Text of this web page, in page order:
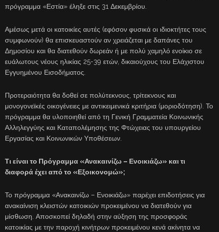
πρόγραμμα «Εστία» έληξε στις 31 Δεκεμβρίου.
Αμέσως μετά οι κατοικίες αυτές (εφόσον φυσικά οι ιδιοκτήτες τους
συμφωνούν) θα επισκευαστούν αν χρειάζεται με δαπάνες του
Δημοσίου και θα διατεθούν δωρεάν ή με πολύ χαμηλό ενοίκιο σε
ευάλωτους νέους ηλικίας 25-39 ετών, δικαιούχους του Ελάχιστου
Εγγυημένου Εισοδήματος.
Προτεραιότητα θα δοθεί σε πολύτεκνους, τρίτεκνους και
μονογονεϊκές οικογένειες με αντικειμενικά κριτήρια (μοριοδότηση). Το
πρόγραμμα θα υλοποιηθεί από τη Γενική Γραμματεία Κοινωνικής
Αλληλεγγύης και Καταπολέμησης της Φτώχειας του υπουργείου
Εργασίας και Κοινωνικών Υποθέσεων.
Τι είναι το Πρόγραμμα «Ανακαινίζω – Ενοικιάζω» και τι
διαφορά έχει από το «Εξοικονομώ»;
Το πρόγραμμα «Ανακαινίζω – Ενοικιάζω» παρέχει επιδοτήσεις για
ανακαίνιση κλειστών κατοικιών προκειμένου να διατεθούν για
μίσθωση. Αποσκοπεί δηλαδή στην αύξηση της προσφοράς
κατοικίας με την παροχή κινήτρων προκειμένου κενά ακίνητα να